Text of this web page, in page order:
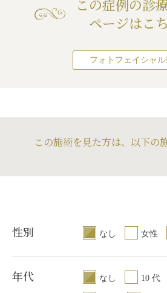
この症例の診
ページはこ
フォトフェイシャル
この施術を見た方は、以下の
性別 なし 女性
年代 なし 10 代